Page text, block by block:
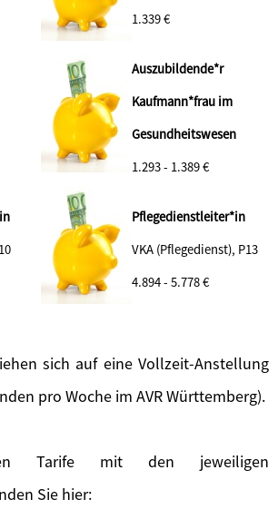
1.339 €
Auszubildende*r
Kaufmann*frau im
Gesundheitswesen
1.293 - 1.389 €
Pflegedienstleiter*in
VKA (Pflegedienst), P13
4.894 - 5.778 €
sich auf eine Vollzeit-Anstellung
pro Woche im AVR Württemberg).
Tarife mit den jeweiligen
Sie hier: